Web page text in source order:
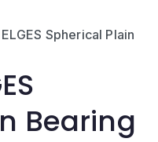
Spherical Plain
Bearing